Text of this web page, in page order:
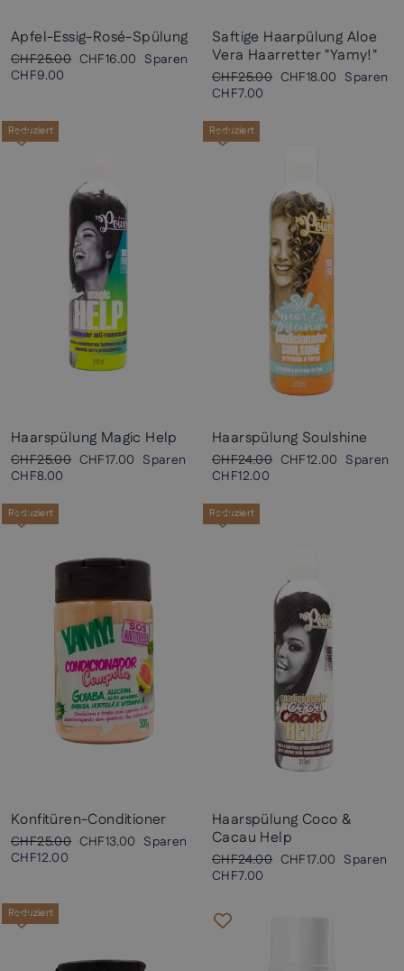
Apfel-Essig-Rosé-Spülung
Normaler
Preis
CHF25.00 Sonderpreis
CHF16.00 Sparen
CHF9.00
Saftige Haarpülung Aloe
Vera Haarretter "Yamy!"
Normaler
Preis
CHF25.00 Sonderpreis
CHF18.00 Sparen
CHF7.00
Reduziert
Haarspülung Magic Help
Normaler
Preis
CHF25.00 Sonderpreis
CHF17.00 Sparen
CHF8.00
Reduziert
Haarspülung Soulshine
Normaler
Preis
CHF24.00 Sonderpreis
CHF12.00 Sparen
CHF12.00
Reduziert
Konfitüren-Conditioner
Normaler
Preis
CHF25.00 Sonderpreis
CHF13.00 Sparen
CHF12.00
Reduziert
Haarspülung Coco &
Cacau Help
Normaler
Preis
CHF24.00 Sonderpreis
CHF17.00 Sparen
CHF7.00
Reduziert